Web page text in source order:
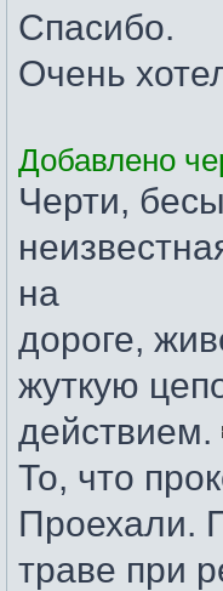
Спасибо.
Очень
Добавлено
Черти,
на
дороге,
жуткую
действием.
То, что
Проехали.
траве при